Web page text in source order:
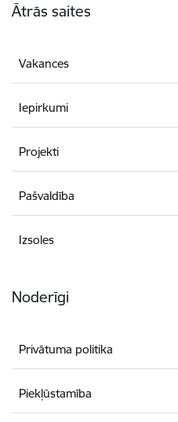
Ātrās saites
Vakances
Iepirkumi
Projekti
Pašvaldība
Izsoles
Noderīgi
Privātuma politika
Piekļūstamība